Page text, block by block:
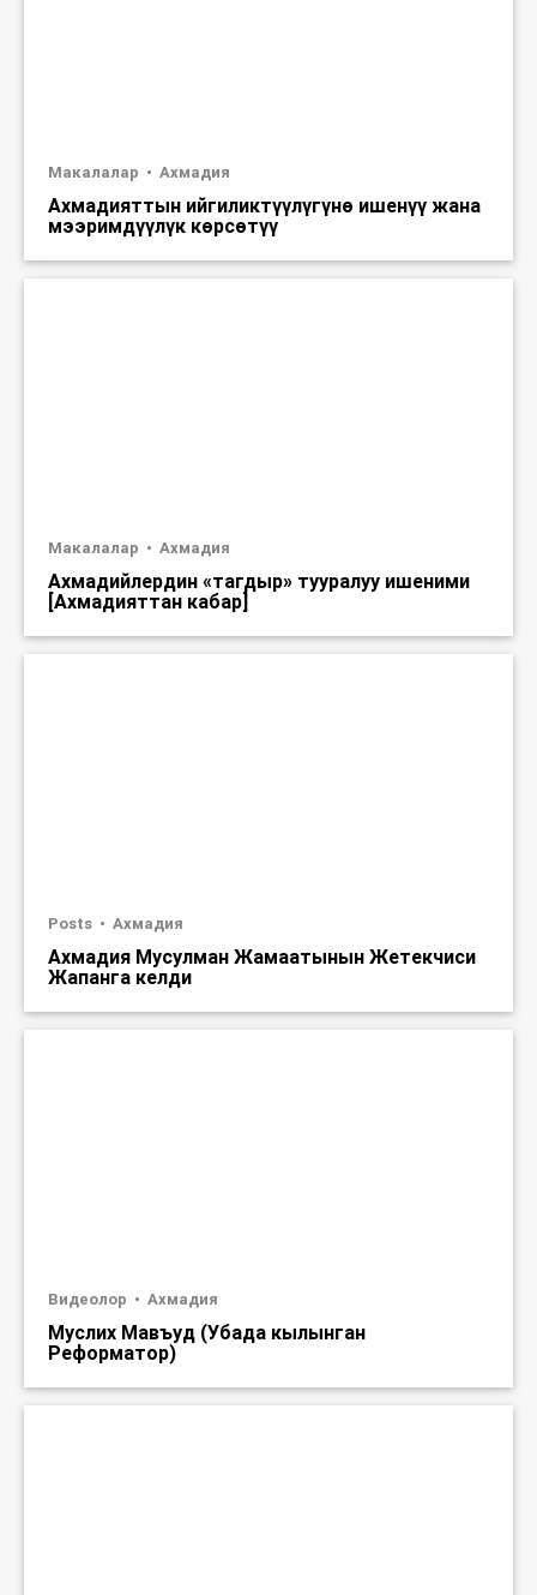
Макалалар Ахмадия
Ахмадияттын ийгиликтүүлүгүнө ишенүү жана
мээримдүүлүк көрсөтүү
Макалалар Ахмадия
Ахмадийлердин «тагдыр» тууралуу ишеними
[Ахмадияттан кабар]
Posts Ахмадия
Ахмадия Мусулман Жамаатынын Жетекчиси
Жапанга келди
Видеолор Ахмадия
Муслих Мавъуд (Убада кылынган
Реформатор)